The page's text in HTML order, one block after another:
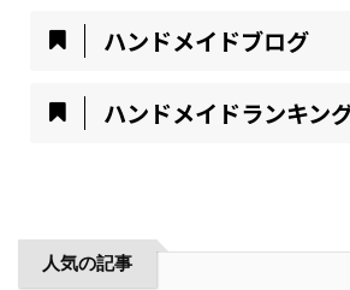
ハンドメイドブログ
ハンドメイドランキン
人気の記事